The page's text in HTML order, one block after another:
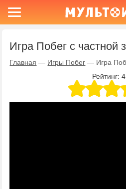
Игра Побег с частной
Главная — Игры Побег — Игра
Рейтинг: